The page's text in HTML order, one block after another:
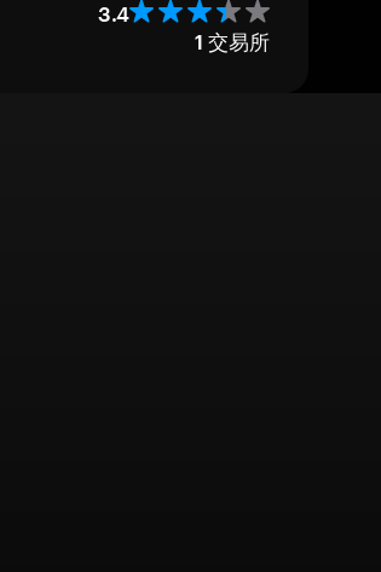
3.4
1 交易所